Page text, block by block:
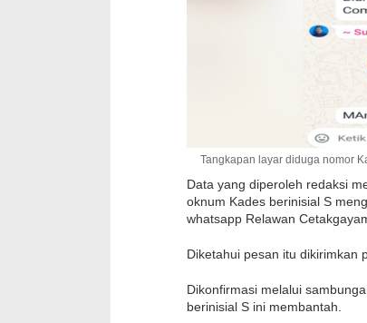
Tangkapan layar diduga nomor
Data yang diperoleh redaksi
oknum Kades berinisial S
whatsapp Relawan
Diketahui pesan itu dikirimkan
Dikonfirmasi melalui
berinisial S ini membantah.